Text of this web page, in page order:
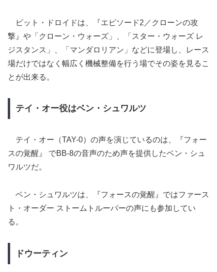
ピット・ドロイドは、『エピソード2／クローンの攻
撃』や「クローン・ウォーズ」、「スター・ウォーズ レ
ジスタンス」、「マンダロリアン」などに登場し、レース
場だけではなく幅広く機械整備を行う場でその姿を見るこ
とが出来る。
テイ・オー役はベン・シュワルツ
テイ・オー（TAY-0）の声を演じているのは、『フォー
スの覚醒』 でBB-8の音声のため声を提供したベン・シュ
ワルツだ。
ベン・シュワルツは、『フォースの覚醒』ではファース
ト・オーダー ストームトルーパーの声にも参加してい
る。
ドウーティン